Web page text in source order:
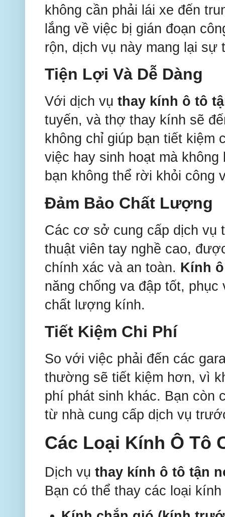
không cần phải lái xe đến
lắng về việc bị gián đoạn
rộn, dịch vụ này mang lại
Tiện Lợi Và Dễ Dàng
Với dịch vụthay kính ô tô
tuyến, và thợ thay kính sẽ
không chỉ giúp bạn tiết kiệm
việc hay sinh hoạt mà
bạn không thể rời khỏi công
Đảm Bảo Chất Lượng
Các cơ sở cung cấp dịch vụ
thuật viên tay nghề cao,
chính xác và an toàn. Kính
năng chống va đập tốt,
chất lượng kính.
Tiết Kiệm Chi Phí
So với việc phải đến các
thường sẽ tiết kiệm hơn, vì
phí phát sinh khác. Bạn còn
từ nhà cung cấp dịch vụ
Các Loại Kính Ô Tô
Dịch vụthay kính ô tô tận
Bạn có thể thay các loại